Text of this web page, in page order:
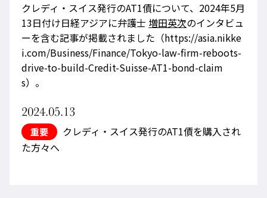
クレディ・スイス発行のAT1債について、2024年5月
13日付け日経アジアに弁護士増田英次のインタビュ
ーを含む記事が掲載されました（https://asia.nikke
i.com/Business/Finance/Tokyo-law-firm-reboots-
drive-to-build-Credit-Suisse-AT1-bond-claim
s）。
2024.05.13
重要
クレディ・スイス発行のAT1債を購入され
た方々へ